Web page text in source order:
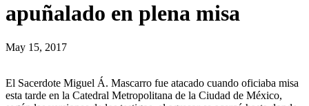
apuñalado en plena misa
May 15, 2017
El Sacerdote Miguel Á. Mascarro fue atacado cuando oficiaba misa
esta tarde en la Catedral Metropolitana de la Ciudad de México,